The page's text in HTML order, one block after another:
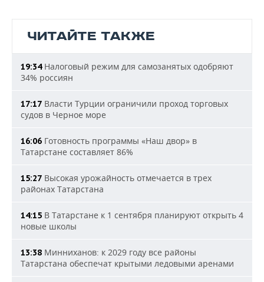
ЧИТАЙТЕ ТАКЖЕ
19:34Налоговый режим для самозанятых одобряют
34% россиян
17:17 Власти Турции ограничили проход торговых
судов в Черное море
16:06 Готовность программы «Наш двор» в
Татарстане составляет 86%
15:27 Высокая урожайность отмечается в трех
районах Татарстана
14:15 В Татарстане к 1 сентября планируют открыть 4
новые школы
13:38 Минниханов: к 2029 году все районы
Татарстана обеспечат крытыми ледовыми аренами